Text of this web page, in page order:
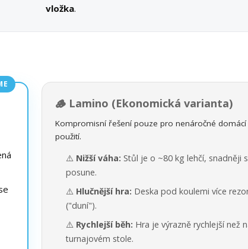
vložka.
🪵 Lamino (Ekonomická varianta)
Kompromisní řešení pouze pro nenáročné domácí
použití.
⚠️ Nižší váha: Stůl je o ~80 kg lehčí, snadněji
posune.
⚠️ Hlučnější hra: Deska pod koulemi více
("duní").
⚠️ Rychlejší běh: Hra je výrazně rychlejší než
turnajovém stole.